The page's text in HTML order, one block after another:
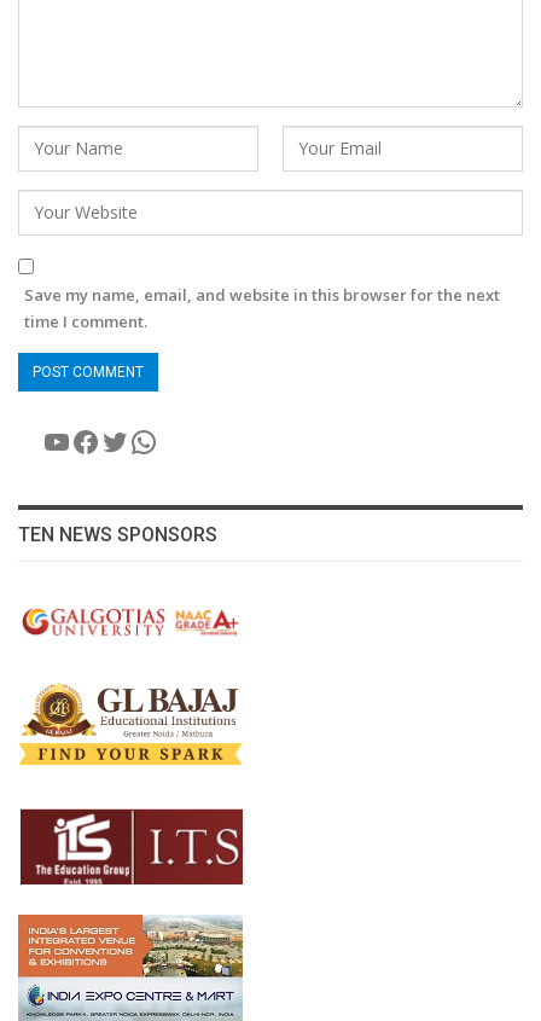
Save my name, email, and website in this browser for the next
time I comment.
YouTube
Facebook
Twitter
WhatsApp
TEN NEWS SPONSORS